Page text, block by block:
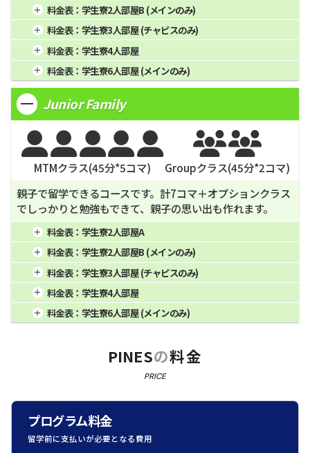
1週間
2週間
222,300
3週間
290,700
4週間
342,000
8週間
692,000
12週間
1,038,000
20週間
1,715,000
24週間
2,056,000
料金表： 学生寮2人部屋B (メインのみ)
1週間
2週間
219,700
3週間
287,300
4週間
338,000
8週間
684,000
12週間
1,026,000
20週間
1,695,000
24週間
2,032,000
料金表： 学生寮3人部屋 (チャピスのみ)
1週間
2週間
223,600
3週間
292,400
4週間
8週間
696,000
12週間
1,044,000
20週間
1,725,000
24週間
2,068,000
料金表： 学生寮4人部屋
1週間
2週間
207,350
3週間
271,150
4週間
319,000
8週間
646,000
12週間
20週間
1,600,000
料金表： 学生寮6人部屋 (メインのみ)
1週間
2週間
200,200
3週間
261,800
4週間
308,000
8週間
12週間
936,000
16週間
1,238,000
24週間
1,852,000
Junior Family

MTMクラス(45分*5コマ)

Groupクラス(45分*2コマ)
親子で留学できるコースです。計7コマ＋オプションクラス
でしっかりと勉強もできて、親子の思い出も作れます。
料金表： 学生寮2人部屋A
1週間
2週間
279,500
3週間
365,500
4週間
430,000
8週間
860,000
12週間
1,290,000
20週間
2,135,000
24週間
2,560,000
料金表： 学生寮2人部屋B (メインのみ)
1週間
2週間
276,900
3週間
362,100
4週間
426,000
8週間
852,000
12週間
1,278,000
20週間
2,115,000
24週間
2,536,000
料金表： 学生寮3人部屋 (チャピスのみ)
1週間
2週間
280,800
3週間
367,200
4週間
8週間
864,000
12週間
1,296,000
20週間
2,145,000
24週間
2,572,000
料金表： 学生寮4人部屋
1週間
2週間
264,550
4週間
407,000
8週間
814,000
20週間
2,020,000
料金表： 学生寮6人部屋 (メインのみ)
12週間
1,188,000
PINESの料金
PRICE
プログラム料金
留学前に支払いが必要となる費用